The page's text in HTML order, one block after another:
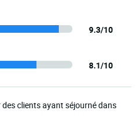
9.3/10
8.1/10
clients ayant séjourné dans